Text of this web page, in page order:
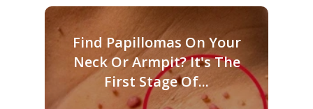
Find Papillomas On Your
Neck Or Armpit? It's The
First Stage Of...